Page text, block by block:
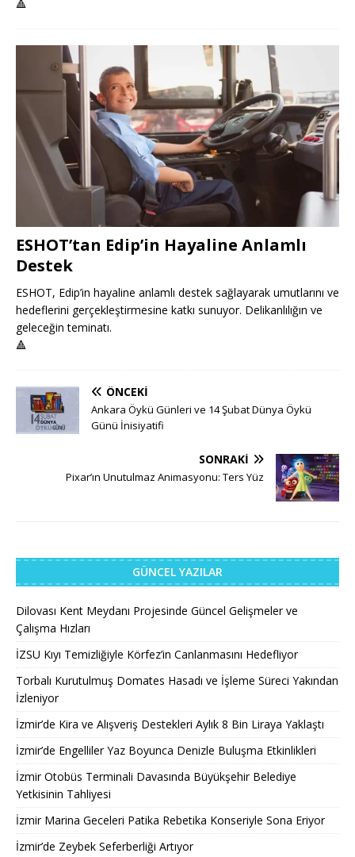
🔺
ESHOT’tan Edip’in Hayaline Anlamlı
Destek
ESHOT, Edip’in hayaline anlamlı destek sağlayarak umutlarını ve
hedeflerini gerçekleştirmesine katkı sunuyor. Delikanlılığın ve
geleceğin teminatı.
🔺
ÖNCEKI
Ankara Öykü Günleri ve 14 Şubat Dünya Öykü
Günü İnisiyatifi
SONRAKI
Pixar’ın Unutulmaz Animasyonu: Ters Yüz
GÜNCEL YAZILAR
Dilovası Kent Meydanı Projesinde Güncel Gelişmeler ve
Çalışma Hızları
İZSU Kıyı Temizliğiyle Körfez’in Canlanmasını Hedefliyor
Torbalı Kurutulmuş Domates Hasadı ve İşleme Süreci Yakından
İzleniyor
İzmir’de Kira ve Alışveriş Destekleri Aylık 8 Bin Liraya Yaklaştı
İzmir’de Engelliler Yaz Boyunca Denizle Buluşma Etkinlikleri
İzmir Otobüs Terminali Davasında Büyükşehir Belediye
Yetkisinin Tahliyesi
İzmir Marina Geceleri Patika Rebetika Konseriyle Sona Eriyor
İzmir’de Zeybek Seferberliği Artıyor